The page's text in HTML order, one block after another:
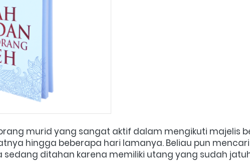
murid yang sangat aktif dalam mengikuti majelis
hingga beberapa hari lamanya. Beliau pun
ditahan karena memiliki utang yang sudah